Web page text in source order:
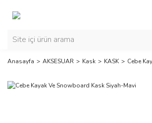
Anasayfa AKSESUAR Kask KASK Cebe